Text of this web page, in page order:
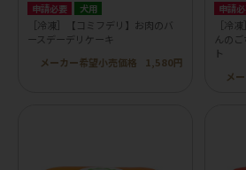
申請必要 犬用
［冷凍］【コミフデリ】お肉のバ
ースデーデリケーキ
メーカー希望小売価格
1,580円
申請
［冷
んの
ト
メ